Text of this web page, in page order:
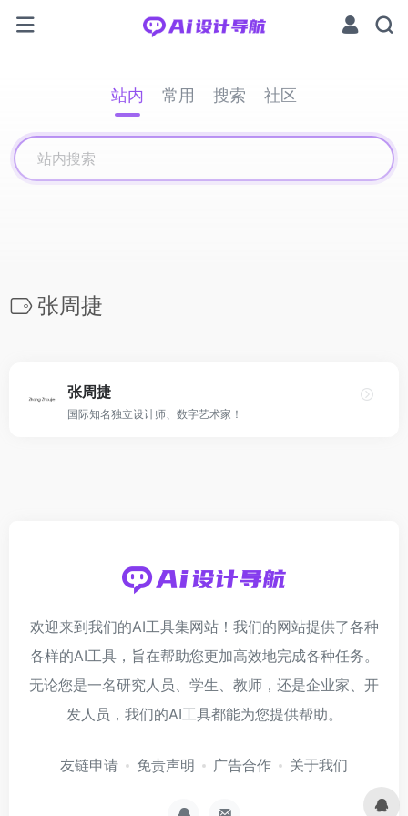
站内 常用 搜索 社区
张周捷
张周捷
国际知名独立设计师、数字艺术家！
欢迎来到我们的AI工具集网站！我们的网站提供了各种
各样的AI工具，旨在帮助您更加高效地完成各种任务。
无论您是一名研究人员、学生、教师，还是企业家、开
发人员，我们的AI工具都能为您提供帮助。
友链申请 免责声明 广告合作 关于我们